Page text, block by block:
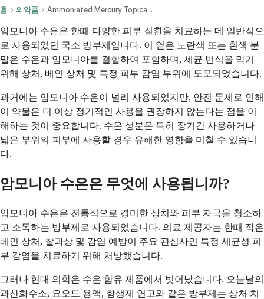
홈 의약품 Ammoniated Mercury Topical Route
암모니아 수은은 한때 다양한 피부 질환을 치료하는 데 일반적으
로 사용되었던 국소 방부제입니다. 이 옅은 노란색 또는 흰색 분
말은 수은과 암모니아를 결합하여 포함하며, 세균 번식을 막기
위해 상처, 베인 상처 및 특정 피부 감염 부위에 도포되었습니다.
과거에는 암모니아 수은이 널리 사용되었지만, 안전 문제로 인해
이 약물은 더 이상 정기적인 사용을 권장하지 않는다는 점을 이
해하는 것이 중요합니다. 수은 성분은 특히 장기간 사용하거나
넓은 부위의 피부에 사용할 경우 유해한 영향을 미칠 수 있습니
다.
암모니아 수은은 무엇에 사용됩니까?
암모니아 수은은 전통적으로 경미한 상처와 피부 자극을 청소하
고 소독하는 방부제로 사용되었습니다. 의료 제공자는 한때 작은
베인 상처, 찰과상 및 감염 예방이 주요 관심사인 특정 세균성 피
부 감염을 치료하기 위해 처방했습니다.
그러나 현대 의학은 수은 함유 제품에서 벗어났습니다. 오늘날의
과산화수소, 요오드 용액, 항생제 연고와 같은 방부제는 상처 치